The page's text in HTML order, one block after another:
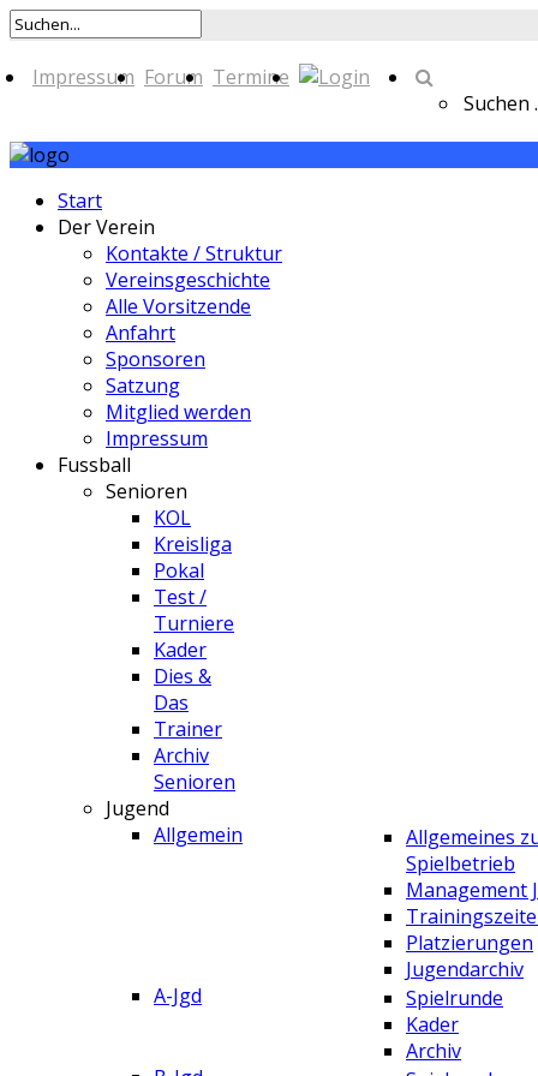
Impressum Forum Termine
Suchen
Start
Der Verein
Kontakte / Struktur
Vereinsgeschichte
Alle Vorsitzende
Anfahrt
Sponsoren
Satzung
Mitglied werden
Impressum
Fussball
Senioren
KOL
Kreisliga
Pokal
Test /
Turniere
Kader
Dies &
Das
Trainer
Archiv
Senioren
Jugend
Allgemein
Allgemeines
Spielbetrieb
Management
Platzierungen
Jugendarchiv
A-Jgd
Spielrunde
Kader
Archiv